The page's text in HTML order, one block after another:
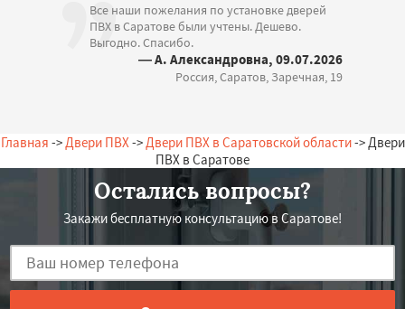
Все наши пожелания по установке дверей
ПВХ в Саратове были учтены. Дешево.
Выгодно. Спасибо.
— А. Александровна, 09.07.2026
Россия, Саратов, Заречная, 19
Главная -> Двери ПВХ -> Двери ПВХ в Саратовской области-> Двери
ПВХ в Саратове
Остались вопросы?
Закажи бесплатную консультацию в Саратове!